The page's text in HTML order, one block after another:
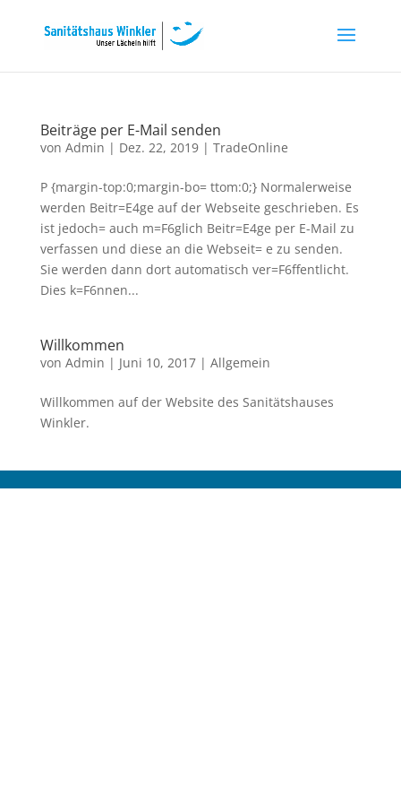
Beiträge per E-Mail senden
von Admin | Dez. 22, 2019| TradeOnline
P {margin-top:0;margin-bo= ttom:0;} Normalerweise
werden Beitr=E4ge auf der Webseite geschrieben. Es
ist jedoch= auch m=F6glich Beitr=E4ge per E-Mail zu
verfassen und diese an die Webseit= e zu senden.
Sie werden dann dort automatisch ver=F6ffentlicht.
Dies k=F6nnen...
Willkommen
von Admin | Juni 10, 2017| Allgemein
Willkommen auf der Website des Sanitätshauses
Winkler.